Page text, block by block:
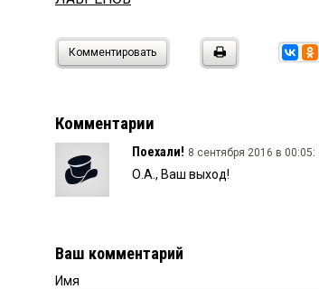
Комментировать
Комментарии
Поехали! 8 сентября 2016 в 00:05:
О.А., Ваш выход!
Ваш комментарий
Имя